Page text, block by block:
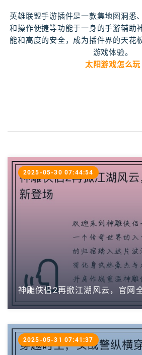
英雄联盟手游插件是一款集地图洞悉
和操作便捷等功能于一身的手游辅助
能和高度的安全，成为插件界的天花
游戏体验。
太阳游戏怎么玩
神雕侠侣2再掀江湖风云，官网
2025-05-30 07:44:54
2025-05-31 07:41:37